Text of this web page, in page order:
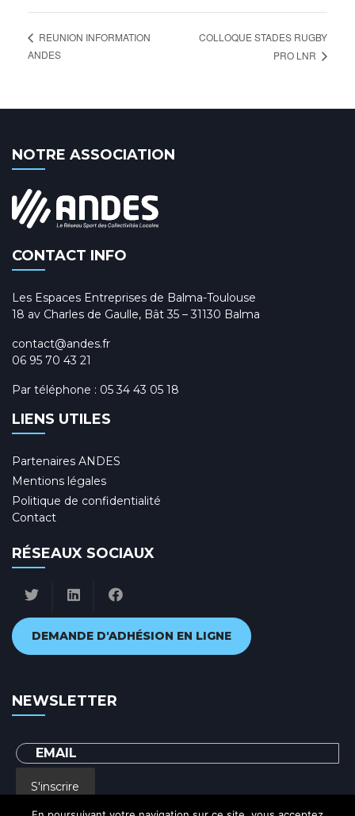
REUNION INFORMATION
ANDES
COLLOQUE STADES RUGBY
PRO LNR
NOTRE ASSOCIATION
CONTACT INFO
Les Espaces Entreprises de Balma-Toulouse
18 av Charles de Gaulle, Bât 35 – 31130 Balma
contact@andes.fr
06 95 70 43 21
Par téléphone : 05 34 43 05 18
LIENS UTILES
Partenaires ANDES
Mentions légales
Politique de confidentialité
Contact
RÉSEAUX SOCIAUX
DEMANDE D'ADHÉSION EN LIGNE
NEWSLETTER
S'inscrire